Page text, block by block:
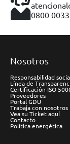
0800 0033
Nosotros
Responsabilidad
Línea de
Certificación ISO
Proveedores
Portal GDU
Trabaja con nosotros
Vea su Ticket aquí
Contacto
Política energética